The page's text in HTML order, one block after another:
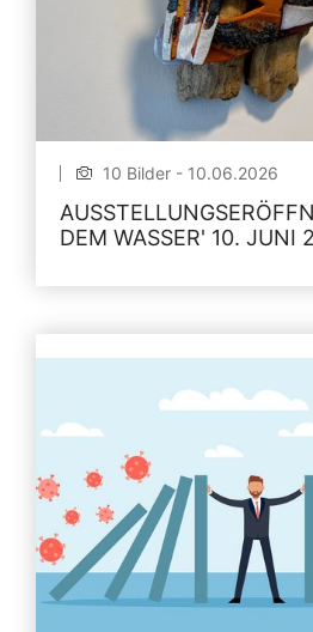
10 Bilder - 10.06.2026
DEM WASSER' 10. JUNI